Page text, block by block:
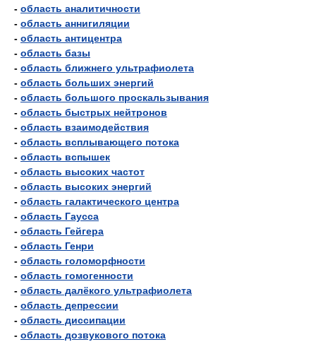
- область аналитичности
- область аннигиляции
- область антицентра
- область базы
- область ближнего ультрафиолета
- область больших энергий
- область большого проскальзывания
- область быстрых нейтронов
- область взаимодействия
- область всплывающего потока
- область вспышек
- область высоких частот
- область высоких энергий
- область галактического центра
- область Гаусса
- область Гейгера
- область Генри
- область голоморфности
- область гомогенности
- область далёкого ультрафиолета
- область депрессии
- область диссипации
- область дозвукового потока